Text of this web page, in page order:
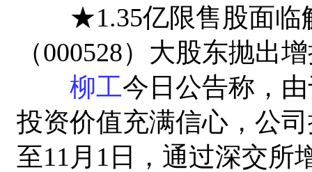
★1.35亿限售股面临
（000528）大股东抛出
柳工今日公告称，
投资价值充满信心，公
至11月1日，通过深交所